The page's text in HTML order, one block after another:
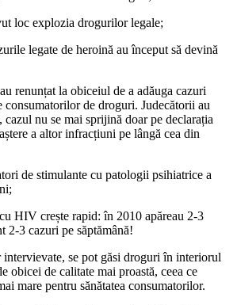
loc explozia drogurilor legale;
legate de heroină au început să devină
renunț­at la obiceiul de a adăuga cazuri
consumatorilor de droguri. Judecătorii au
cazul nu se mai sprijină doar pe declara­ția
a altor infracț­iuni pe lângă cea din
de stimulante cu patologii psihiatrice a
HIV crește rapid: în 2010 apăreau 2-3
2-3 cazuri pe săptămână!
se pot găsi droguri în interiorul
obicei de calitate mai proastă, ceea ce
mare pentru sănătatea consumatorilor.